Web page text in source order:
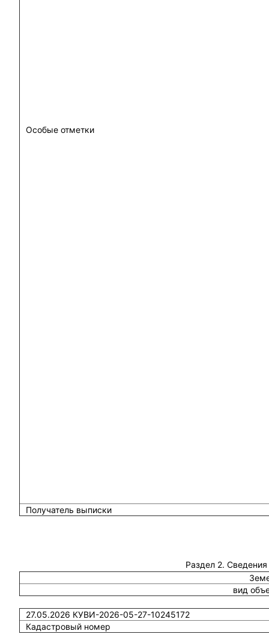
Особые отметки
Получатель выписки
Раздел 2.
вид
27.05.2026 КУВИ-2026-05-27-10245172
Кадастровый номер